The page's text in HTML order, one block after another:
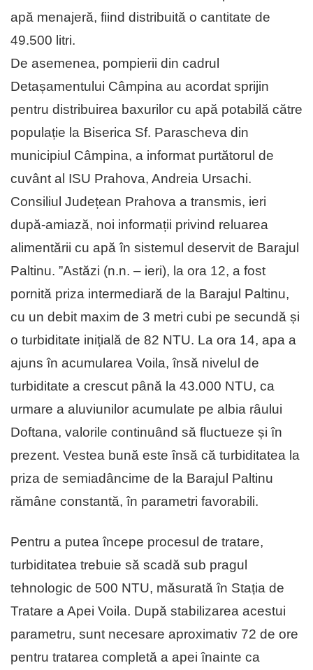
apă menajeră, fiind distribuită o cantitate de
49.500 litri.
De asemenea, pompierii din cadrul
Detașamentului Câmpina au acordat sprijin
pentru distribuirea baxurilor cu apă potabilă către
populație la Biserica Sf. Parascheva din
municipiul Câmpina, a informat purtătorul de
cuvânt al ISU Prahova, Andreia Ursachi.
Consiliul Județean Prahova a transmis, ieri
după-amiază, noi informații privind reluarea
alimentării cu apă în sistemul deservit de Barajul
Paltinu. ”Astăzi (n.n. – ieri), la ora 12, a fost
pornită priza intermediară de la Barajul Paltinu,
cu un debit maxim de 3 metri cubi pe secundă și
o turbiditate inițială de 82 NTU. La ora 14, apa a
ajuns în acumularea Voila, însă nivelul de
turbiditate a crescut până la 43.000 NTU, ca
urmare a aluviunilor acumulate pe albia râului
Doftana, valorile continuând să fluctueze și în
prezent. Vestea bună este însă că turbiditatea la
priza de semiadâncime de la Barajul Paltinu
rămâne constantă, în parametri favorabili.
Pentru a putea începe procesul de tratare,
turbiditatea trebuie să scadă sub pragul
tehnologic de 500 NTU, măsurată în Stația de
Tratare a Apei Voila. După stabilizarea acestui
parametru, sunt necesare aproximativ 72 de ore
pentru tratarea completă a apei înainte ca